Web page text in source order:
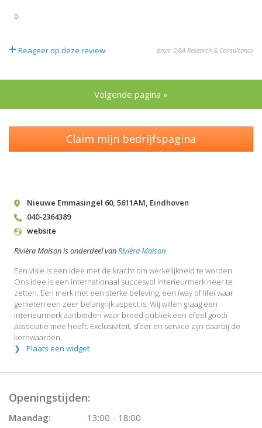
0
+ Reageer op deze review bron: Q&A Research & Consultancy
Volgende pagina »
Claim mijn bedrijfspagina
Nieuwe Emmasingel 60, 5611AM, Eindhoven
040-2364389
website
Rivièra Maison is onderdeel vanRivièra Maison
Een visie is een idee met de kracht om werkelijkheid te worden.
Ons idee is een internationaal succesvol interieurmerk neer te
zetten. Een merk met een sterke beleving, een íway of lifeí waar
genieten een zeer belangrijk aspect is. Wij willen graag een
interieurmerk aanbieden waar breed publiek een ëfeel goodí
associatie mee heeft. Exclusiviteit, sfeer en service zijn daarbij de
kernwaarden.
Plaats een widget
Openingstijden:
Maandag:
13:00 - 18:00